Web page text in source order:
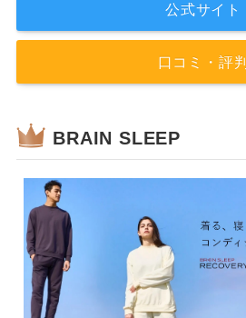
公式サイト
口コミ・評判
BRAIN SLEEP